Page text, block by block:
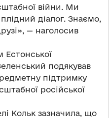
війни. Ми
діалог. Знаємо,
— наголосив
Естонської
подякував
підтримку
російської
Кольк зазначила, що